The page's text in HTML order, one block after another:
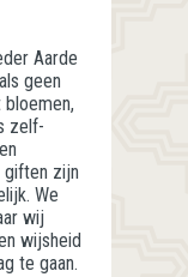
Aarde
geen
zelf-
giften zijn
We
wij
wijsheid
te gaan.